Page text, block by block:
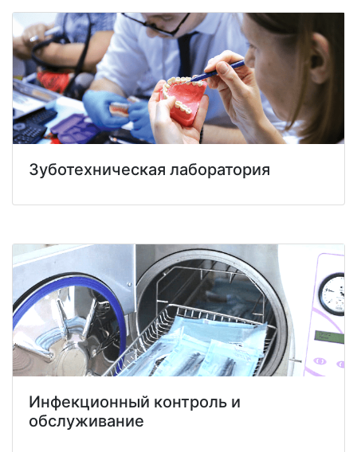
Зуботехническая лаборатория
Инфекционный контроль и
обслуживание